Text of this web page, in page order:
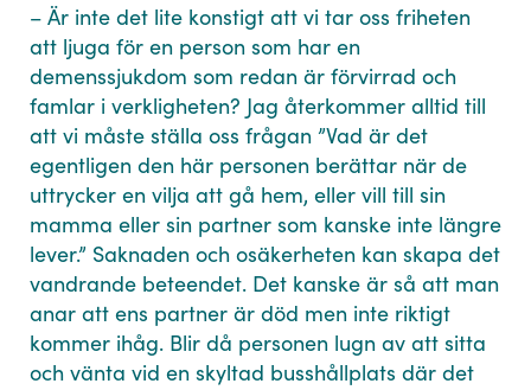
– Är inte det lite konstigt att vi tar oss friheten
att ljuga för en person som har en
demenssjukdom som redan är förvirrad och
famlar i verkligheten? Jag återkommer alltid till
att vi måste ställa oss frågan ”Vad är det
egentligen den här personen berättar när de
uttrycker en vilja att gå hem, eller vill till sin
mamma eller sin partner som kanske inte längre
lever.” Saknaden och osäkerheten kan skapa det
vandrande beteendet. Det kanske är så att man
anar att ens partner är död men inte riktigt
kommer ihåg. Blir då personen lugn av att sitta
och vänta vid en skyltad busshållplats där det